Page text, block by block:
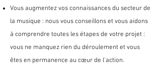
Vous augmentez vos connaissances du secteur de
la musique : nous vous conseillons et vous aidons
à comprendre toutes les étapes de votre projet :
vous ne manquez rien du déroulement et vous
êtes en permanence au cœur de l'action.